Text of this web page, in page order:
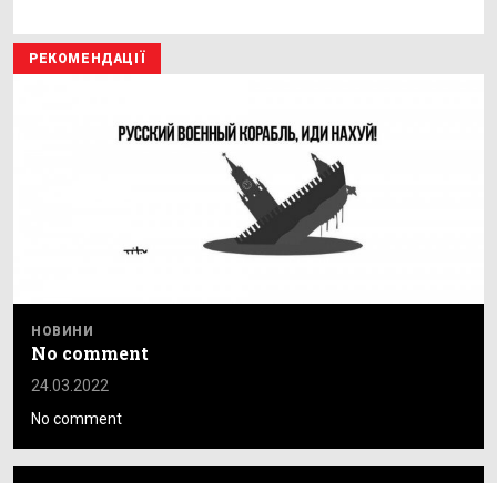
РЕКОМЕНДАЦІЇ
НОВИНИ
No comment
24.03.2022
No comment